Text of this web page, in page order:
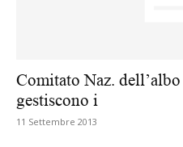
Comitato Naz.
gestiscono i
11 Settembre 2013